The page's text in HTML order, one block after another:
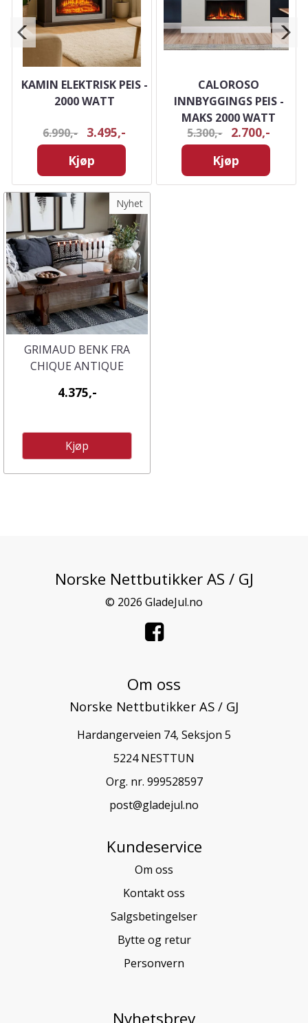
KAMIN ELEKTRISK PEIS -
2000 WATT
6.990,-
3.495,-
Kjøp
CALOROSO
INNBYGGINGS PEIS -
MAKS 2000 WATT
5.300,-
2.700,-
Kjøp
Nyhet
GRIMAUD BENK FRA
CHIQUE ANTIQUE
4.375,-
Kjøp
Norske Nettbutikker AS / GJ
© 2026 GladeJul.no
Om oss
Norske Nettbutikker AS / GJ
Hardangerveien 74, Seksjon 5
5224 NESTTUN
Org. nr. 999528597
post@gladejul.no
Kundeservice
Om oss
Kontakt oss
Salgsbetingelser
Bytte og retur
Personvern
Nyhetsbrev